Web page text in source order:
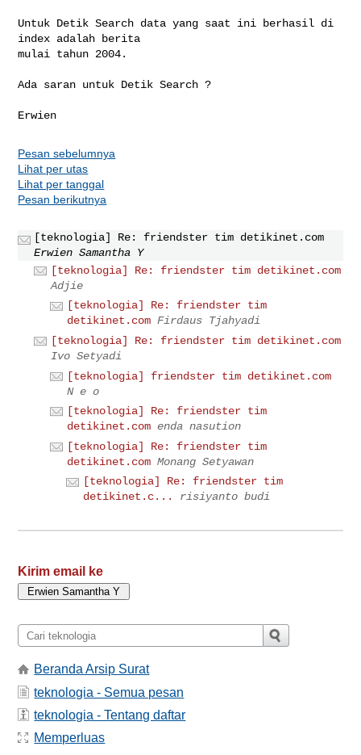
Untuk Detik Search data yang saat ini berhasil di
index adalah berita
mulai tahun 2004.
Ada saran untuk Detik Search ?
Pesan sebelumnya
Lihat per utas
Lihat per tanggal
Pesan berikutnya
[teknologia] Re: friendster tim detikinet.com
Erwien Samantha Y
[teknologia] Re: friendster tim detikinet.com
Adjie
[teknologia] Re: friendster tim
detikinet.com Firdaus Tjahyadi
[teknologia] Re: friendster tim detikinet.com
Ivo Setyadi
[teknologia] friendster tim detikinet.com
N e o
[teknologia] Re: friendster tim
detikinet.com enda nasution
[teknologia] Re: friendster tim
detikinet.com Monang Setyawan
[teknologia] Re: friendster tim
detikinet.c...
risiyanto budi
Kirim email ke
Beranda Arsip Surat
teknologia - Semua pesan
teknologia - Tentang daftar
Memperluas